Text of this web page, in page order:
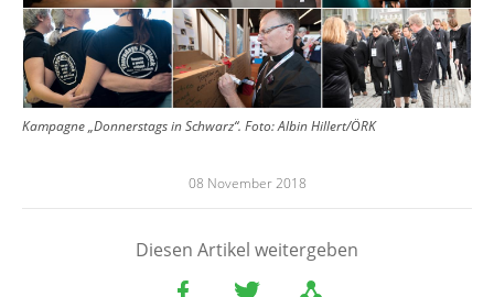
Kampagne „Donnerstags in Schwarz“. Foto: Albin Hillert/ÖRK
08 November 2018
Diesen Artikel weitergeben